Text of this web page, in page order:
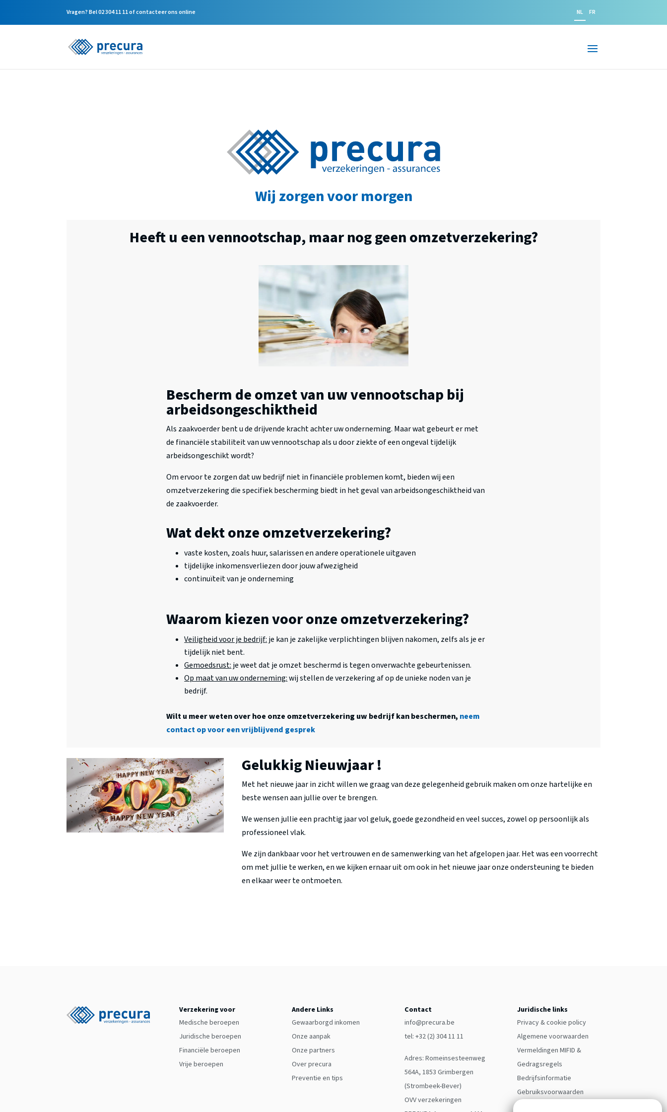
Vragen? Bel02 304 11 11ofcontacteer ons online NL FR
Wij zorgen voor morgen
Heeft u een vennootschap, maar nog geen omzetverzekering?
Bescherm de omzet van uw vennootschap bij
arbeidsongeschiktheid
Als zaakvoerder bent u de drijvende kracht achter uw onderneming. Maar wat gebeurt er met
de financiële stabiliteit van uw vennootschap als u door ziekte of een ongeval tijdelijk
arbeidsongeschikt wordt?
Om ervoor te zorgen dat uw bedrijf niet in financiële problemen komt, bieden wij een
omzetverzekering die specifiek bescherming biedt in het geval van arbeidsongeschiktheid van
de zaakvoerder.
Wat dekt onze omzetverzekering?
vaste kosten, zoals huur, salarissen en andere operationele uitgaven
tijdelijke inkomensverliezen door jouw afwezigheid
continuïteit van je onderneming
Waarom kiezen voor onze omzetverzekering?
Veiligheid voor je bedrijf: je kan je zakelijke verplichtingen blijven nakomen, zelfs als je er
tijdelijk niet bent.
Gemoedsrust: je weet dat je omzet beschermd is tegen onverwachte gebeurtenissen.
Op maat van uw onderneming:wij stellen de verzekering af op de unieke noden van je
bedrijf.
Wilt u meer weten over hoe onze omzetverzekering uw bedrijf kan beschermen, neem
contact op voor een vrijblijvend gesprek
Gelukkig Nieuwjaar !
Met het nieuwe jaar in zicht willen we graag van deze gelegenheid gebruik maken om onze hartelijke en
beste wensen aan jullie over te brengen.
We wensen jullie een prachtig jaar vol geluk, goede gezondheid en veel succes, zowel op persoonlijk als
professioneel vlak.
We zijn dankbaar voor het vertrouwen en de samenwerking van het afgelopen jaar. Het was een voorrecht
om met jullie te werken, en we kijken ernaar uit om ook in het nieuwe jaar onze ondersteuning te bieden
en elkaar weer te ontmoeten.
Verzekering voor
Medische beroepen
Juridische beroepen
Financiële beroepen
Vrije beroepen
Andere Links
Gewaarborgd inkomen
Onze aanpak
Onze partners
Over precura
Preventie en tips
Contact
info@precura.be
tel: +32 (2) 304 11 11
Adres: Romeinsesteenweg
564A, 1853 Grimbergen
(Strombeek-Bever)
OVV verzekeringen
Juridische links
Privacy & cookie policy
Algemene voorwaarden
Vermeldingen MIFID &
Gedragsregels
Bedrijfsinformatie
Gebruiksvoorwaarden